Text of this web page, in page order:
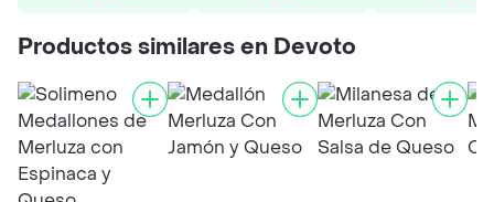
Productos similares en Devoto